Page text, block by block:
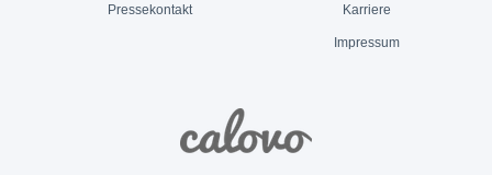
Pressekontakt Karriere
Impressum